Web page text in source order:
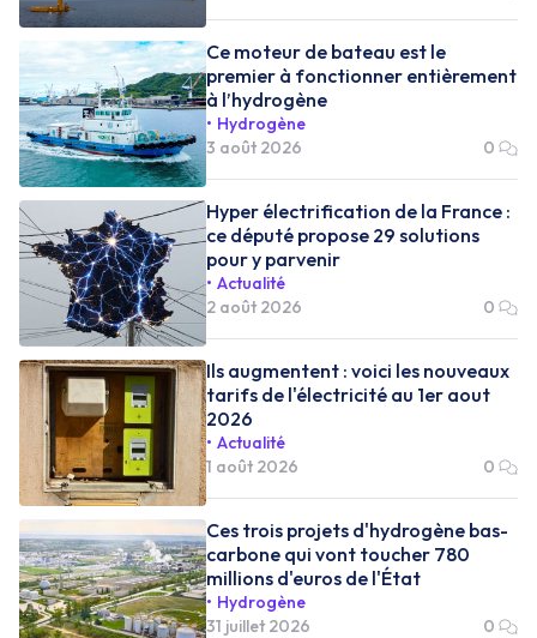
Ce moteur de bateau est le
premier à fonctionner entièrement
à l’hydrogène
Hydrogène
3 août 2026
0
Hyper électrification de la France :
ce député propose 29 solutions
pour y parvenir
Actualité
2 août 2026
0
Ils augmentent : voici les nouveaux
tarifs de l'électricité au 1er aout
2026
Actualité
1 août 2026
0
Ces trois projets d'hydrogène bas-
carbone qui vont toucher 780
millions d'euros de l'État
Hydrogène
31 juillet 2026
0